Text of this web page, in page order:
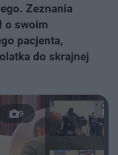
Zeznania
o swoim
pacjenta,
do skrajnej
9